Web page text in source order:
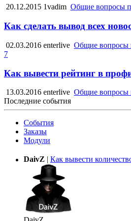
20.12.2015 1vadim Общие вопросы
Как сделать вывод всех
02.03.2016 enterlive Общие вопросы
7
Как вывести рейтинг в
13.03.2016 enterlive Общие вопросы
Последние события
События
Заказы
Модули
DaivZ Как вывести